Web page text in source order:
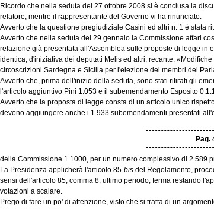
Ricordo che nella seduta del 27 ottobre 2008 si è conclusa la
relatore, mentre il rappresentante del Governo vi ha rinunciato.
Avverto che la questione pregiudiziale Casini ed altri n. 1 è stata
Avverto che nella seduta del 29 gennaio la Commissione affari
relazione già presentata all'Assemblea sulle proposte di legge in
identica, d'iniziativa dei deputati Melis ed altri, recante:
circoscrizioni Sardegna e Sicilia per l'elezione dei membri del
Avverto che, prima dell'inizio della seduta, sono stati ritirati gli
l'articolo aggiuntivo Pini 1.053 e il subemendamento Esposito
Avverto che la proposta di legge consta di un articolo unico
devono aggiungere anche i 1.933 subemendamenti presentati
Pag.
della Commissione 1.1000, per un numero complessivo di 2.589
La Presidenza applicherà l'articolo 85-bis del Regolamento,
sensi dell'articolo 85, comma 8, ultimo periodo, ferma restando
votazioni a scalare.
Prego di fare un po' di attenzione, visto che si tratta di un